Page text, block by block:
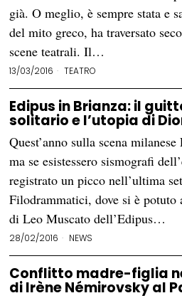
già. O meglio, è sempre stata e
del mito greco, ha traversato
scene teatrali. Il…
13/03/2016 TEATRO
Edipus in Brianza: il
solitario e l’utopia di
Quest’anno sulla scena
ma se esistessero sismografi
registrato un picco nell’ultima
Filodrammatici, dove si è potuto
di Leo Muscato dell’Edipus…
28/02/2016 NEWS
Conflitto madre-figlia
di Irène Némirovsky al